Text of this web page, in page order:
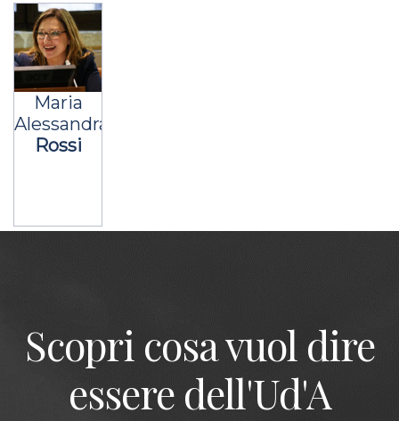
Maria
Alessandra
Rossi
Scopri cosa vuol dire
essere dell'Ud'A